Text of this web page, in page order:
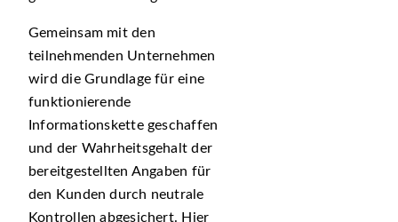
Gemeinsam mit den
teilnehmenden Unternehmen
wird die Grundlage für eine
funktionierende
Informationskette geschaffen
und der Wahrheitsgehalt der
bereitgestellten Angaben für
den Kunden durch neutrale
Kontrollen abgesichert. Hier